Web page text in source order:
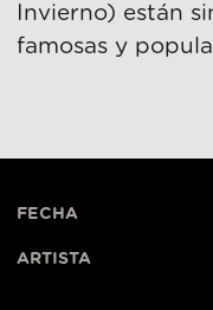
Invierno) están
famosas y
FECHA
ARTISTA